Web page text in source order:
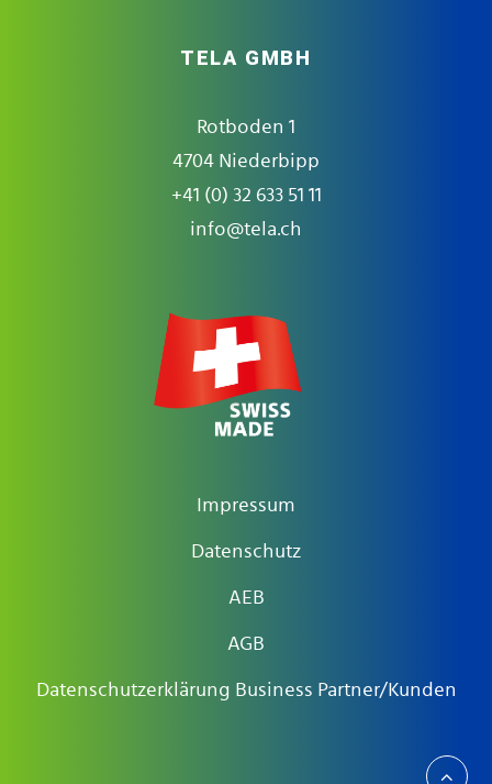
TELA GMBH
Rotboden 1
4704 Niederbipp
+41 (0) 32 633 51 11
info@tela.ch
Impressum
Datenschutz
AEB
AGB
Datenschutzerklärung Business Partner/Kunden